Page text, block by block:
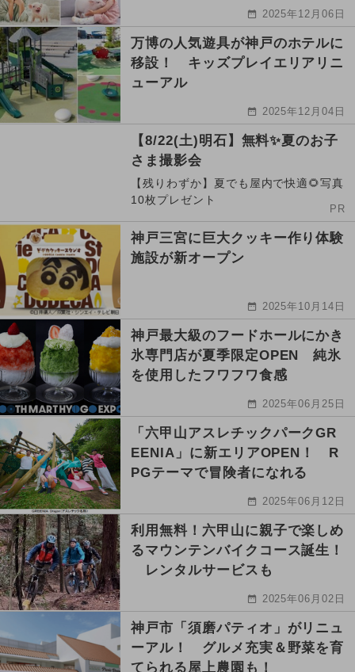
2025年12月06日
万博の人気遊具が神戸のホテルに
移設！ キッズプレイエリアリニ
ューアル
2025年12月04日
【8/22(土)明石】無料✨夏のお子
さま撮影会
【残りわずか】夏でも屋内で快適🌻写真
10枚プレゼント
PR
神戸三宮に巨大クッキー作り体験
施設が新オープン
2025年10月14日
神戸最大級のフードホールにかき
氷専門店が夏季限定OPEN 純氷
を使用したフワフワ食感
2025年06月25日
「六甲山アスレチックパークGR
EENIA」に新エリアOPEN！ R
PGテーマで冒険者になれる
2025年06月12日
利用無料！六甲山に親子で楽しめ
るマウンテンバイクコース誕生！
レンタルサービスも
2025年06月02日
神戸市「須磨パティオ」がリニュ
ーアル！ グルメ充実＆野菜を育
てられる屋上農園も！